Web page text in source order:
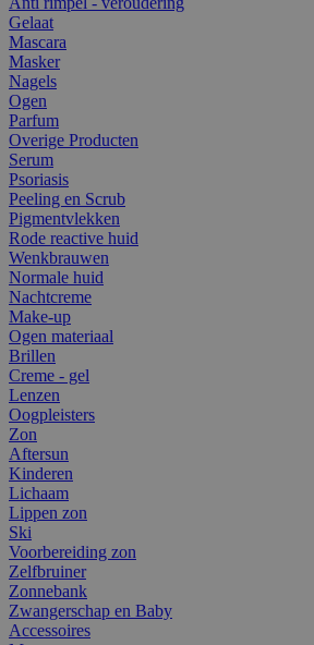
Gelaat
Mascara
Masker
Nagels
Ogen
Parfum
Overige Producten
Serum
Psoriasis
Peeling en Scrub
Pigmentvlekken
Rode reactive huid
Wenkbrauwen
Normale huid
Nachtcreme
Make-up
Ogen materiaal
Brillen
Creme - gel
Lenzen
Oogpleisters
Zon
Aftersun
Kinderen
Lichaam
Lippen zon
Ski
Voorbereiding zon
Zelfbruiner
Zonnebank
Zwangerschap en Baby
Accessoires